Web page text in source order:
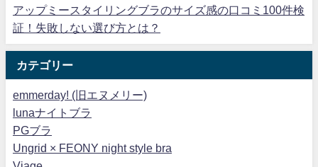
アップミースタイリングブラのサイズ感の口コミ100件検
証！失敗しない選び方とは？
カテゴリー
emmerday! (旧エヌメリー)
lunaナイトブラ
PGブラ
Ungrid × FEONY night style bra